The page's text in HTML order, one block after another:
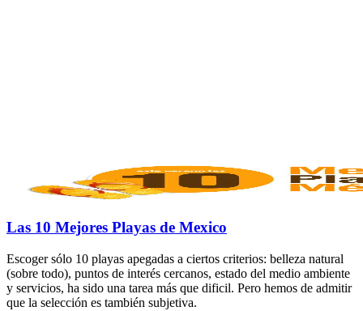
Las 10 Mejores Playas de Mexico
Escoger sólo 10 playas apegadas a ciertos criterios: belleza natural
(sobre todo), puntos de interés cercanos, estado del medio ambiente
y servicios, ha sido una tarea más que dificil. Pero hemos de admitir
que la selección es también subjetiva.